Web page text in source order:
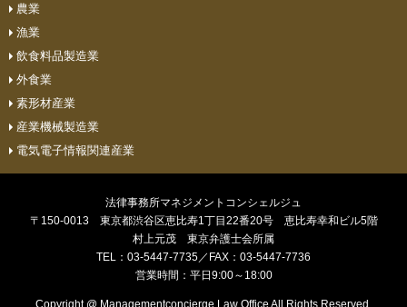
農業
漁業
飲食料品製造業
外食業
素形材産業
産業機械製造業
電気電子情報関連産業
法律事務所マネジメントコンシェルジュ
〒150-0013 東京都渋谷区恵比寿1丁目22番20号 恵比寿幸和ビル5階
村上元茂 東京弁護士会所属
TEL：03-5447-7735／FAX：03-5447-7736
営業時間：平日9:00～18:00
Copyright @ Managementconcierge Law Office All Rights Reserved.